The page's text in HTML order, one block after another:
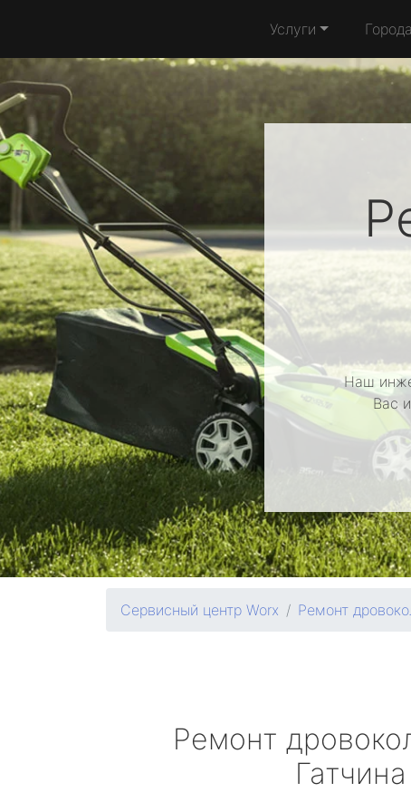
Услуги Города
Наш
Вас
Сервисный центр Worx Ремонт
Ремонт
Гатчина